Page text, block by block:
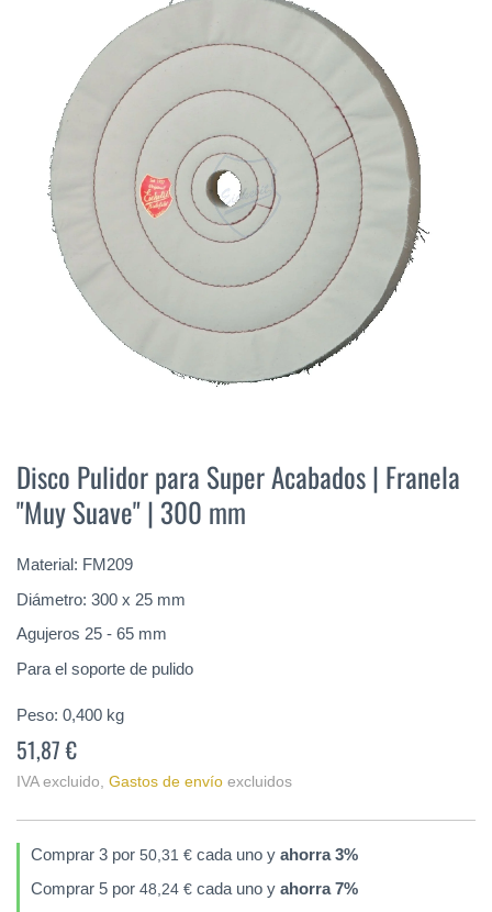
imágenes
comienzo
de
la
de
imágenes
Disco Pulidor para Super Acabados | Franela
"Muy Suave" | 300 mm
Material: FM209
Diámetro: 300 x 25 mm
Agujeros 25 - 65 mm
Para el soporte de pulido
Peso: 0,400 kg
51,87 €
IVA excluido Gastos de envío excluidos
Comprar 3 por 50,31 € cada uno y ahorra3%
Comprar 5 por 48,24 € cada uno y ahorra7%